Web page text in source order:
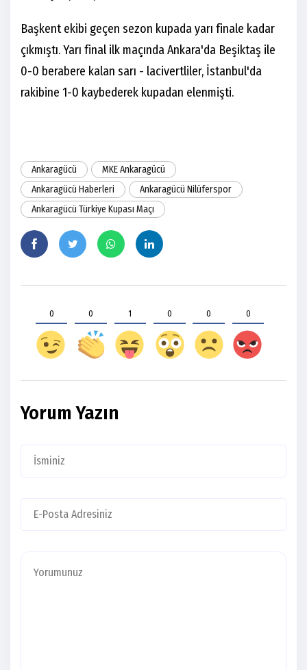
Başkent ekibi geçen sezon kupada yarı finale kadar
çıkmıştı. Yarı final ilk maçında Ankara'da Beşiktaş ile
0-0 berabere kalan sarı - lacivertliler, İstanbul'da
rakibine 1-0 kaybederek kupadan elenmişti.
Ankaragücü
MKE Ankaragücü
Ankaragücü Haberleri
Ankaragücü Nilüferspor
Ankaragücü Türkiye Kupası Maçı
0 0 1 0 0 0
Yorum Yazın